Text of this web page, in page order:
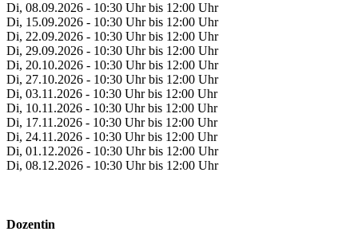
Di, 08.09.2026 - 10:30 Uhr bis 12:00 Uhr
Di, 15.09.2026 - 10:30 Uhr bis 12:00 Uhr
Di, 22.09.2026 - 10:30 Uhr bis 12:00 Uhr
Di, 29.09.2026 - 10:30 Uhr bis 12:00 Uhr
Di, 20.10.2026 - 10:30 Uhr bis 12:00 Uhr
Di, 27.10.2026 - 10:30 Uhr bis 12:00 Uhr
Di, 03.11.2026 - 10:30 Uhr bis 12:00 Uhr
Di, 10.11.2026 - 10:30 Uhr bis 12:00 Uhr
Di, 17.11.2026 - 10:30 Uhr bis 12:00 Uhr
Di, 24.11.2026 - 10:30 Uhr bis 12:00 Uhr
Di, 01.12.2026 - 10:30 Uhr bis 12:00 Uhr
Di, 08.12.2026 - 10:30 Uhr bis 12:00 Uhr
Dozentin